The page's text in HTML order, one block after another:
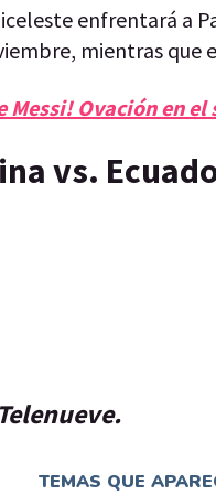
enfrentará a
mientras que
Messi! Ovación en
vs.
TEMAS QUE